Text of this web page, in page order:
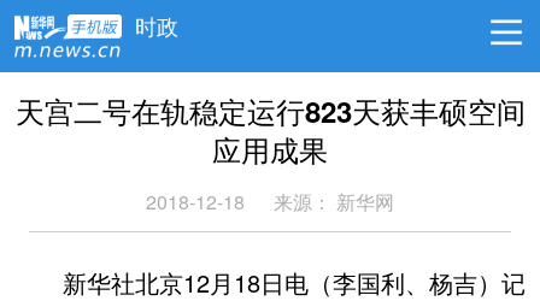
时政
天宫二号在轨稳定运行823天获丰硕空间
应用成果
2018-12-18 来源： 新华网
新华社北京12月18日电（李国利、杨吉）记